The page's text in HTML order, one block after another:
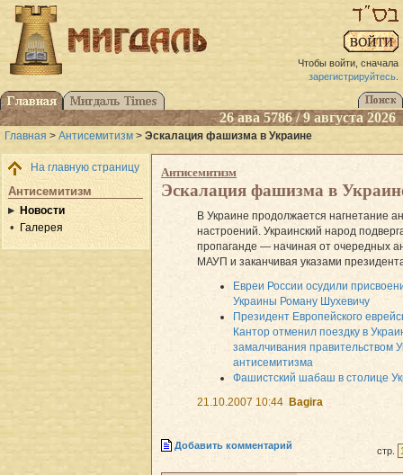
Чтобы войти, сначала
зарегистрируйтесь.
26 ава 5786 / 9 августа 2026
Главная > Антисемитизм > Эскалация фашизма в Украине
На главную страницу
Антисемитизм
Новости
Галерея
Антисемитизм
Эскалация фашизма в
В Украине продолжается нагнетание
настроений. Украинский народ
пропаганде — начиная от очередных
МАУП и заканчивая указами
Евреи России осудили
Украины Роману Шухевичу
Президент Европейского
Кантор отменил поездку в
замалчивания правительством
антисемитизма
Фашистский шабаш в столице
21.10.2007 10:44 Bagira
Добавить комментарий стр.